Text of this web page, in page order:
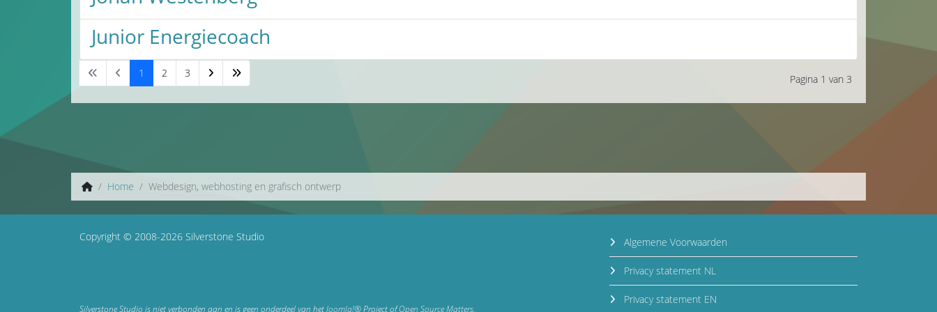
Junior Energiecoach
Pagina 1 van 3
1 2 3
Home Webdesign, webhosting en grafisch ontwerp
Copyright © 2008-2026 Silverstone Studio
Silverstone Studio is niet verbonden aan en is geen onderdeel van hetJoomla!®Project ofOpen Source Matters.
Algemene Voorwaarden
Privacy statement NL
Privacy statement EN